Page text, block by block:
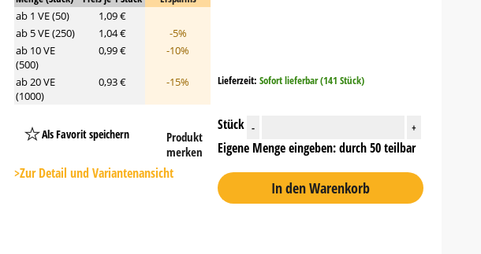
ab 1 VE (50)
1,09 €
ab 5 VE (250)
1,04 €
-5%
ab 10 VE
(500)
0,99 € -10%
ab 20 VE
(1000)
0,93 € -15%
Als Favorit speichern
Button
Produkt
merken
>Zur Detail und Variantenansicht
Lieferzeit: Sofort lieferbar (141 Stück)
Stück - +
Eigene Menge eingeben: durch 50 teilbar
In den Warenkorb